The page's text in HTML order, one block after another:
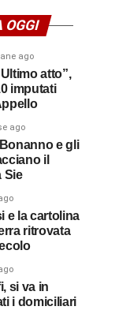
OGGI
ago
atto”,
imputati
ago
e gli
il
Sie
e la cartolina
ritrovata
si va in
i domiciliari